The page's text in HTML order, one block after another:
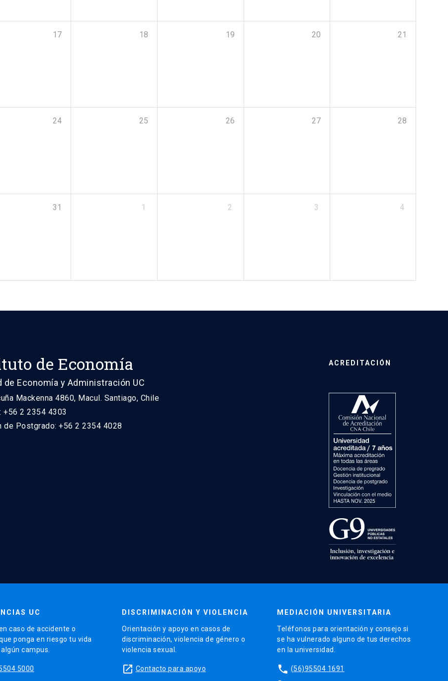
17 18 19 20 21
24 25 26 27 28
31 1 2 3 4
de Economía
de Economía y Administración UC
Mackenna 4860, Macul. Santiago, Chile
+56 2 2354 4303
de Postgrado: +56 2 2354 4028
ACREDITACIÓN
UC
caso de accidente o
ponga en riesgo tu vida
campus.
5000
DISCRIMINACIÓN Y VIOLENCIA
Orientación y apoyo en casos de
discriminación, violencia de género o
violencia sexual.
launch Contacto para apoyo
MEDIACIÓN UNIVERSITARIA
Teléfonos para orientación y consejo si
se ha vulnerado alguno de tus derechos
en la universidad.
phone (56)95504 1691